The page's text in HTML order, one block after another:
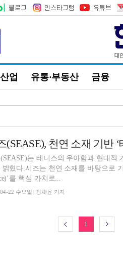
산업 유통·부동산 금융
(SEASE), 천연 소재 기반
는 테니스의 우아함과 현대적
밝혔다.시즈는 천연 소재를 바탕으로
를 핵심 가치로...
22 수요일 | 정채윤 기자
1